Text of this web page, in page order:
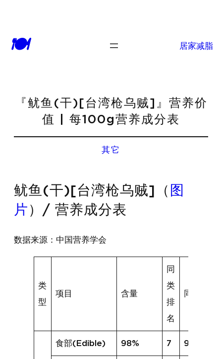
🍽 居家减脂
『鱿鱼(干)[台湾枪乌贼]』营养价
值 | 每100g营养成分表
其它
鱿鱼(干)[台湾枪乌贼]（ 图
片 ）/ 营养成分表
数据来源：中国营养学会
类
型
项目 含量
同
类
排
名
同类均值
食部(Edible) 98% 7 93%